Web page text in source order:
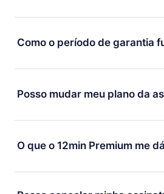
Como o período de garantia
Você pode baixar nosso
aproveitar nossa biblioteca. Se
ficar satisfeito com nossa
solicitar o reembolso do valor.
Posso mudar meu plano da
Sim, mas a mudança só se
período de cobrança. Por
mudar sua assinatura mensal para
O que o 12min Premium me
O 12min Premium é um plano
toda nossa biblioteca de 2500+